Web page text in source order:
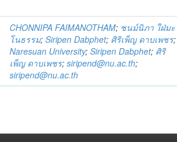
CHONNIPA FAIMANOTHAM; ชนม์นิภา ใฝ่มะ
โนธรรม;Siripen Dabphet; ศิริเพ็ญ ดาบเพชร;
Naresuan University;Siripen Dabphet; ศิริ
เพ็ญ ดาบเพชร;siripend@nu.ac.th;
siripend@nu.ac.th